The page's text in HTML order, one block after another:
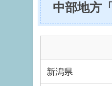
中部地方
新潟県